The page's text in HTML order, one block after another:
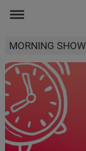
MORNING SHOW